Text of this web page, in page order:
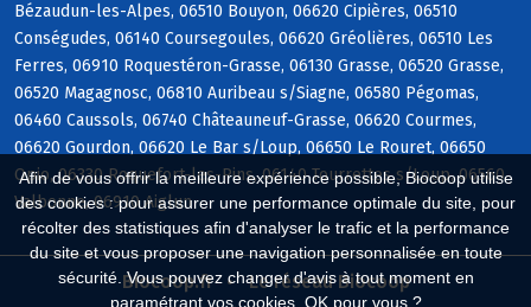
Afin de vous offrir la meilleure expérience possible, Biocoop utilise
des cookies : pour assurer une performance optimale du site, pour
récolter des statistiques afin d'analyser le trafic et la performance
du site et vous proposer une navigation personnalisée en toute
sécurité. Vous pouvez changer d'avis à tout moment en
paramétrant vos cookies. OK pour vous ?
Bézaudun-les-Alpes, 06510 Bouyon, 06620 Cipières, 06510
Conségudes, 06140 Coursegoules, 06620 Gréolières, 06510 Les
Ferres, 06910 Roquestéron-Grasse, 06130 Grasse, 06520 Grasse,
06520 Magagnosc, 06810 Auribeau s/Siagne, 06580 Pégomas,
06460 Caussols, 06740 Châteauneuf-Grasse, 06620 Courmes,
06620 Gourdon, 06620 Le Bar s/Loup, 06650 Le Rouret, 06650
Opio, 06330 Roquefort-les-Pins, 06140 Tourrettes s/Loup, 06560
Valbonne, 06910 Aiglun
Biocoop.fr
Le réseau Biocoop